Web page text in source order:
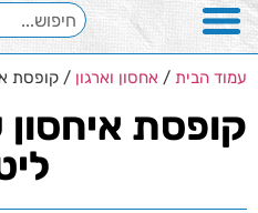
עמוד הבית / אחסון וארגון / קופסת